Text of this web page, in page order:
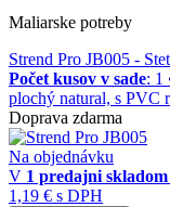
Maliarske potreby
Strend Pro JB005 -
Počet kusov v sade: 1
plochý natural, s PVC
Doprava zdarma
Na objednávku
V 1 predajni skladom
1,19 € s DPH